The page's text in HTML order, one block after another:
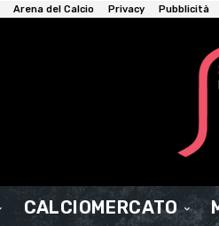
Arena del Calcio Privacy Pubblicità
CALCIOMERCATO